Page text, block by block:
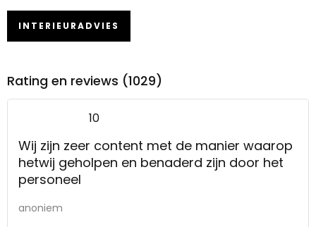
INTERIEURADVIES
Rating en reviews (1029)
10
Wij zijn zeer content met de manier waarop
hetwij geholpen en benaderd zijn door het
personeel
anoniem